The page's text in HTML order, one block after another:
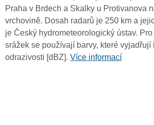
Praha v Brdech a Skalky u Protivanova
vrchovině. Dosah radarů je 250 km a
je Český hydrometeorologický ústav.
srážek se používají barvy, které vyjadřují
odrazivosti [dBZ]. Více informací